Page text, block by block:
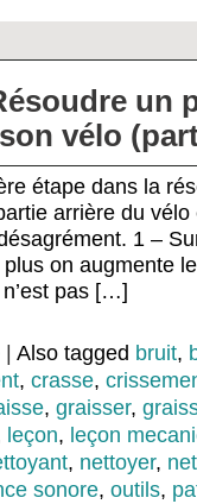
un
vélo
étape dans la
arrière du
1 –
on augmente
pas […]
Also tagged bruit,
, crasse,
, graisser,
leçon, leçon
, nettoyer,
sonore, outils,